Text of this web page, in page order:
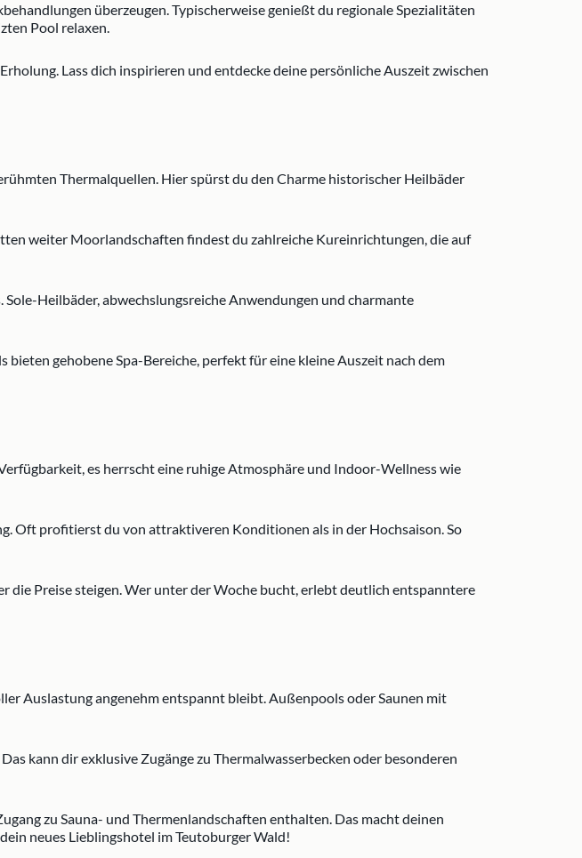
überzeugen. Typischerweise genießt du regionale Spezialitäten
Pool relaxen.
Lass dich inspirieren und entdecke deine persönliche Auszeit zwischen
Thermalquellen. Hier spürst du den Charme historischer Heilbäder
weiter Moorlandschaften findest du zahlreiche Kureinrichtungen, die auf
Heilbäder, abwechslungsreiche Anwendungen und charmante
gehobene Spa-Bereiche, perfekt für eine kleine Auszeit nach dem
es herrscht eine ruhige Atmosphäre und Indoor-Wellness wie
profitierst du von attraktiveren Konditionen als in der Hochsaison. So
die Preise steigen. Wer unter der Woche bucht, erlebt deutlich entspanntere
Auslastung angenehm entspannt bleibt. Außenpools oder Saunen mit
kann dir exklusive Zugänge zu Thermalwasserbecken oder besonderen
zu Sauna- und Thermenlandschaften enthalten. Das macht deinen
neues Lieblingshotel im Teutoburger Wald!